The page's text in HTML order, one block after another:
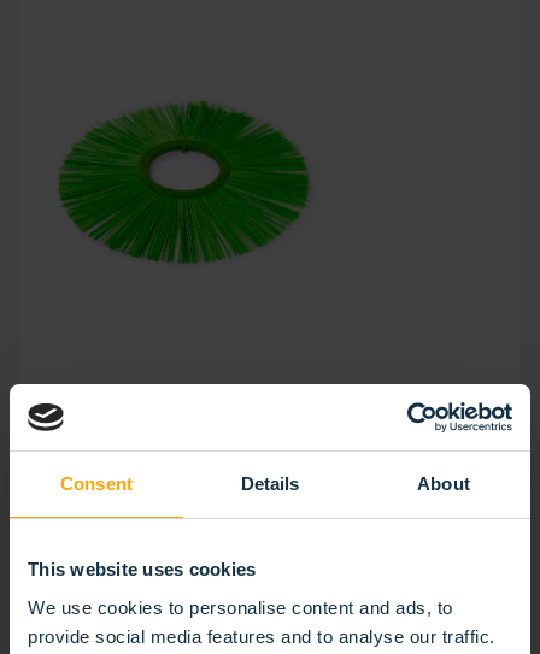
Consent Details About
This website uses cookies
We use cookies to personalise content and ads, to
provide social media features and to analyse our traffic.